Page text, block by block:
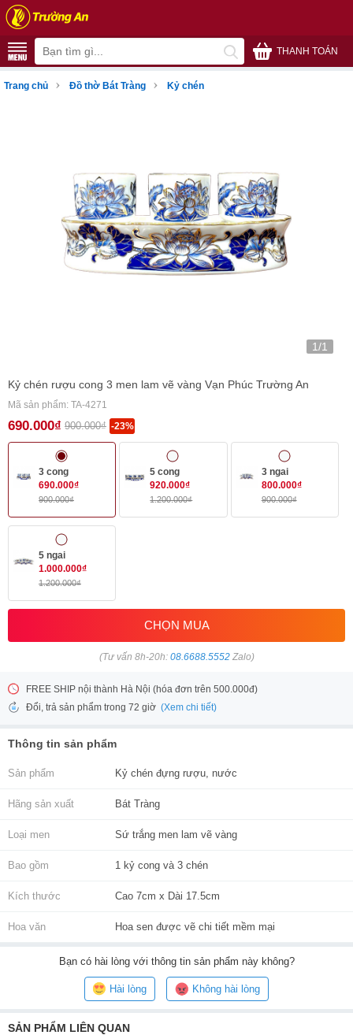
THANH TOÁN
Trang chủ › Đồ thờ Bát Tràng › Kỷ chén
1/1
Kỷ chén rượu cong 3 men lam vẽ vàng Vạn Phúc Trường An
Mã sản phẩm: TA-4271
690.000₫ 900.000₫ -23%
3 cong
690.000₫
900.000₫
5 cong
920.000₫
1.200.000₫
3 ngai
800.000₫
900.000₫
5 ngai
1.000.000₫
1.200.000₫
CHỌN MUA
(Tư vấn 8h-20h: 08.6688.5552Zalo)
FREE SHIP nội thành Hà Nội (hóa đơn trên 500.000đ)
Đổi, trả sản phẩm trong 72 giờ (Xem chi tiết)
Thông tin sản phẩm
Sản phẩm Kỷ chén đựng rượu, nước
Hãng sản xuất Bát Tràng
Loại men Sứ trắng men lam vẽ vàng
Bao gồm 1 kỷ cong và 3 chén
Kích thước Cao 7cm x Dài 17.5cm
Hoa văn Hoa sen được vẽ chi tiết mềm mại
Bạncó hài lòng với thông tin sản phẩm này không?
Hài lòng Không hài lòng
SẢN PHẨM LIÊN QUAN